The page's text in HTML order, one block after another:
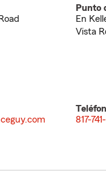
Punto
En
Vista
817-